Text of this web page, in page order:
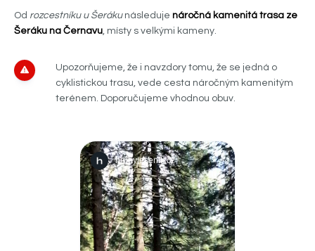
Od rozcestníku u Šerákunásleduje náročná kamenitá trasa ze
Šeráku na Černavu, místy s velkými kameny.
Upozorňujeme, že i navzdory tomu, že se jedná o
cyklistickou trasu, vede cesta náročným kamenitým
terénem. Doporučujeme vhodnou obuv.
hrubyjesenik.cz ...